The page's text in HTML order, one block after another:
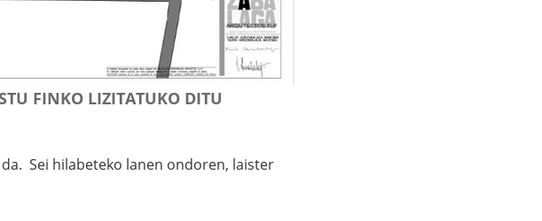
FINKO LIZITATUKO DITU
Sei hilabeteko lanen ondoren, laister